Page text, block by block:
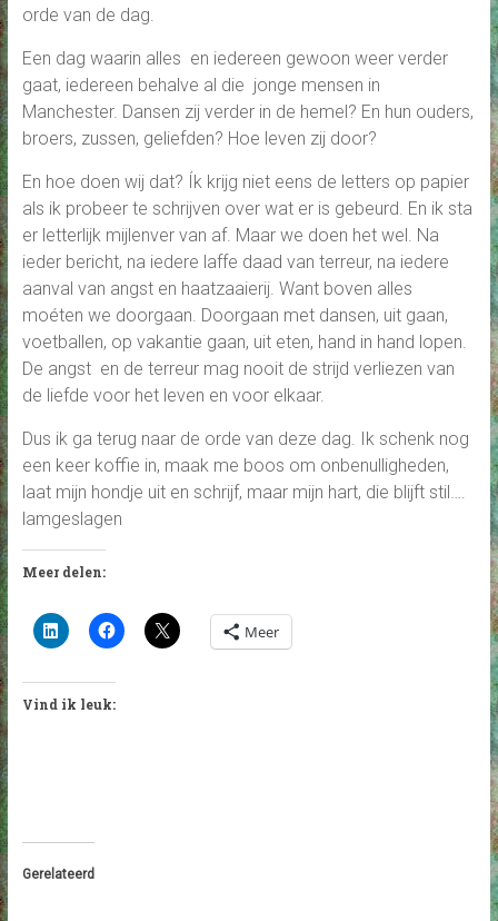
orde van de dag.
Een dag waarin alles en iedereen gewoon weer verder
gaat, iedereen behalve al die jonge mensen in
Manchester. Dansen zij verder in de hemel? En hun ouders,
broers, zussen, geliefden? Hoe leven zij door?
En hoe doen wij dat? Ík krijg niet eens de letters op papier
als ik probeer te schrijven over wat er is gebeurd. En ik sta
er letterlijk mijlenver van af. Maar we doen het wel. Na
ieder bericht, na iedere laffe daad van terreur, na iedere
aanval van angst en haatzaaierij. Want boven alles
moéten we doorgaan. Doorgaan met dansen, uit gaan,
voetballen, op vakantie gaan, uit eten, hand in hand lopen.
De angst en de terreur mag nooit de strijd verliezen van
de liefde voor het leven en voor elkaar.
Dus ik ga terug naar de orde van deze dag. Ik schenk nog
een keer koffie in, maak me boos om onbenulligheden,
laat mijn hondje uit en schrijf, maar mijn hart, die blijft stil….
lamgeslagen
Meer delen:
Meer
Vind ik leuk:
Gerelateerd